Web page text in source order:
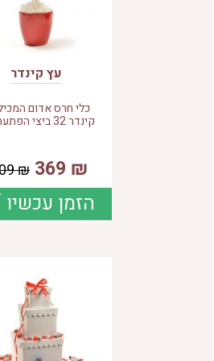
עץ קינדר
כלי חרס אדום
קינדר 32 ביצי הפתעה21 י
₪
369
₪
הזמן עכשיו